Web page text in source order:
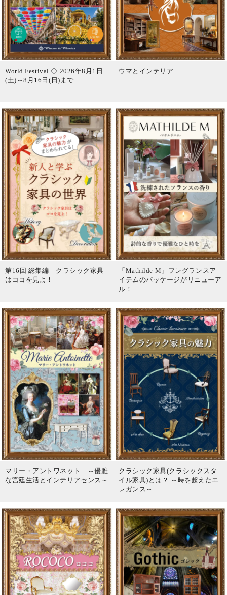
World Festival ◇ 2026年8月1日
(土)～8月16日(日)まで
ウマとインテリア
第16回 総集編 クラシック家具
はココを見よ！
「Mathilde M」フレグランスア
イテムのパッケージがリニューア
ル！
マリー・アントワネット ～優雅
な宮廷生活とインテリアセンス～
クラシック家具(クラシックスタ
イル家具)とは？ ～時を超えたエ
レガンス～